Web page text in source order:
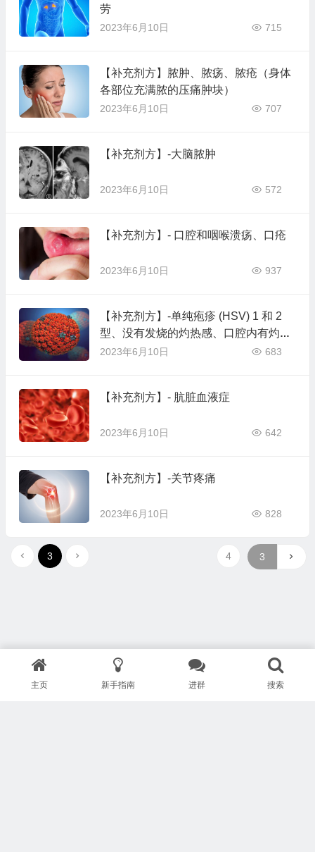
劳
2023年6月10日 715
【补充剂方】脓肿、脓疡、脓疮（身体
各部位充满脓的压痛肿块）
2023年6月10日 707
【补充剂方】-大脑脓肿
2023年6月10日 572
【补充剂方】- 口腔和咽喉溃疡、口疮
2023年6月10日 937
【补充剂方】-单纯疱疹 (HSV) 1 和 2
型、没有发烧的灼热感、口腔内有灼烧
感
2023年6月10日 683
【补充剂方】- 肮脏血液症
2023年6月10日 642
【补充剂方】-关节疼痛
2023年6月10日 828
4
3
主页 新手指南 进群 搜索